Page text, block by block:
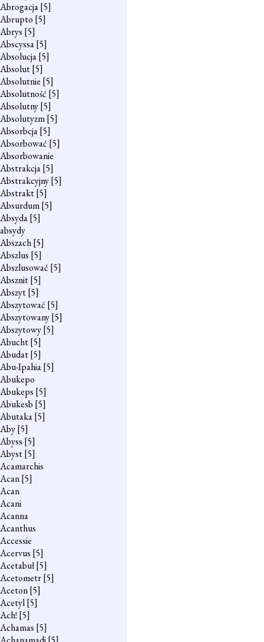
Abrogacja[5]
Abrupto [5]
Abrys [5]
Abscyssa[5]
Absolucja[5]
Absolut[5]
Absolutnie [5]
Absolutność [5]
Absolutny[5]
Absolutyzm[5]
Absorbcja[5]
Absorbować [5]
Absorbowanie
Abstrakcja[5]
Abstrakcyjny[5]
Abstrakt[5]
Absurdum[5]
Absyda[5]
absydy
Abszach[5]
Abszlus [5]
Abszlusować [5]
Absznit[5]
Abszyt[5]
Abszytować [5]
Abszytowany[5]
Abszytowy[5]
Abucht[5]
Abudat[5]
Abu-Ipahia[5]
Abukepo
Abukeps [5]
Abukesb [5]
Abutaka[5]
Aby[5]
Abyss [5]
Abyst[5]
Acamarchis
Acan[5]
Acan
Acani
Acanna
Acanthus
Accessie
Acervus [5]
Acetabuł[5]
Acetometr[5]
Aceton[5]
Acetyl[5]
Ach! [5]
Achamas [5]